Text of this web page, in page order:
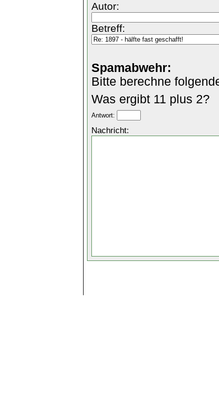
Autor:
Betreff:
Spamabwehr:
Bitte berechne
Was ergibt 11 plus 2?
Antwort:
Nachricht: